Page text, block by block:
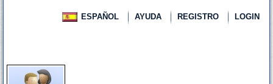
ESPAÑOL AYUDA REGISTRO LOGIN